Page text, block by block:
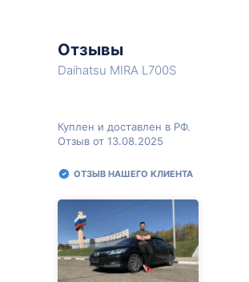
Отзывы
Daihatsu MIRA L700S
Куплен и доставлен в РФ.
Отзыв от 13.08.2025
ОТЗЫВ НАШЕГО КЛИЕНТА